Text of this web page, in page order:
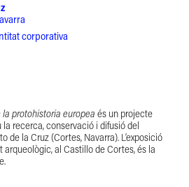
corporativa
la protohistoria europea és un projecte
recerca, conservació i difusió del
de la Cruz (Cortes, Navarra). L’exposició
al Castillo de Cortes, és la